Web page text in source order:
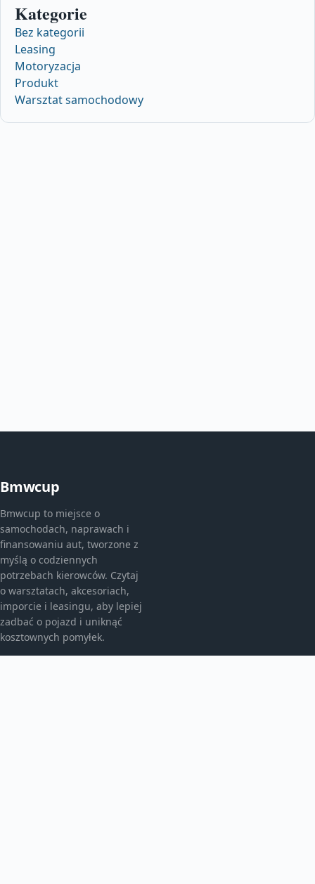
Kategorie
Bez kategorii
Leasing
Motoryzacja
Produkt
Warsztat samochodowy
Bmwcup
Bmwcup to miejsce o
samochodach, naprawach i
finansowaniu aut, tworzone z
myślą o codziennych
potrzebach kierowców. Czytaj
o warsztatach, akcesoriach,
imporcie i leasingu, aby lepiej
zadbać o pojazd i uniknąć
kosztownych pomyłek.